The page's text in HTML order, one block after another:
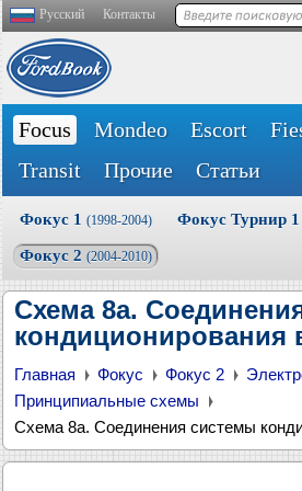
Русский Контакты
Focus Mondeo Escort
Transit
Прочие Статьи
Фокус 1 (1998-2004) Фокус Турнир 1
Фокус 2 (2004-2010)
Схема 8а.
кондиционирования
Главная Фокус Фокус 2
Принципиальные схемы